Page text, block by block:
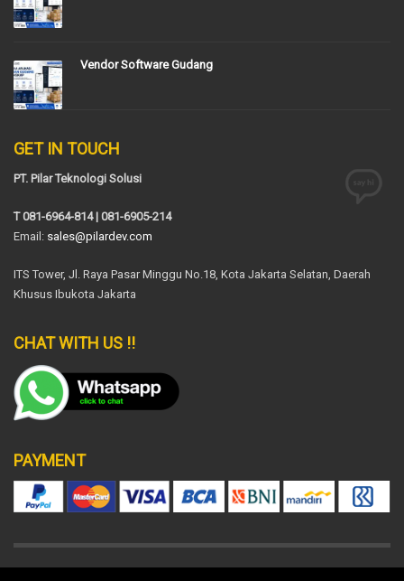
Vendor Software Gudang
GET IN TOUCH
PT. Pilar Teknologi Solusi
T 081-6964-814 | 081-6905-214
Email: sales@pilardev.com
ITS Tower, Jl. Raya Pasar Minggu No.18, Kota Jakarta Selatan, Daerah
Khusus Ibukota Jakarta
CHAT WITH US !!
PAYMENT